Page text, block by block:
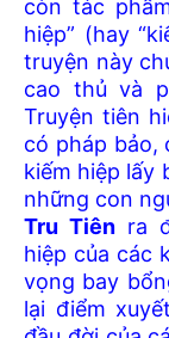
còn tác
hiệp” (hay
truyện này
cao thủ và
Truyện tiên
có pháp bảo,
kiếm hiệp lấy
những con
Tru Tiên ra
hiệp của các
vọng bay
lại điểm